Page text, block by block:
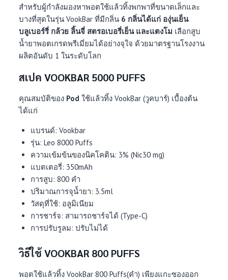
สำหรับผู้กำลังมองหาพอตใช้แล้วทิ้งพกพาที่ขนาดเล็กและ
บางที่สุดในรุ่น VookBar ที่มีกลิ่น 6 กลิ่นได้แก่ องุ่นเย็น
บลูเบอร์รี่ กล้วย ลิ้นจี่ สตรอเบอรี่เย็น และแตงโม เลือกสูบ
น้ำยาพอตเกรดพรีเมี่ยมได้อย่างจุใจ ด้วยมาตรฐานโรงงาน
ผลิตอันดับ 1 ในระดับโลก
สเปค VOOKBAR 5000 PUFFS
คุณสมบัติของ Pod ใช้แล้วทิ้ง VookBar (วูคบาร์) เบื้องต้น
ได้แก่
แบรนด์: Vookbar
รุ่น: Leo 8000 Puffs
ความเข้มข้นของนิคโคติน: 3% (Nic30 mg)
แบตเตอรี่: 350mAh
การสูบ: 800 คำ
ปริมาณการจุน้ำยา: 3.5ml
วัสดุที่ใช้: อลูมิเนียม
การชาร์จ: สามารถชาร์จได้ (Type-C)
การปรับรูลม: ปรับไม่ได้
วิธีใช้ VOOKBAR 800 PUFFS
พอตใช้แล้วทิ้ง VookBar 800 Puffs(คำ) เพียงแกะซองออก